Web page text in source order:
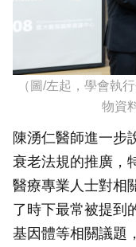
（圖/左起，學會執
物資
陳湧仁醫師進一步
衰老法規的推廣，
醫療專業人士對相
了時下最常被提到
基因體等相關議題